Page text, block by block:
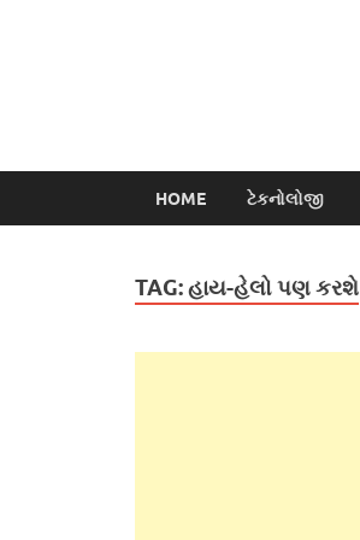
HOME ટેકનોલોજી
TAG:હાય-હેલો પણ કરશે